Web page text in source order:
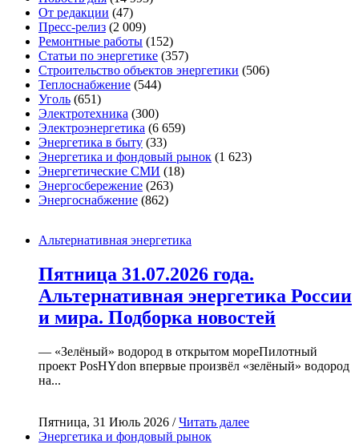
От редакции (47)
Пресс-релиз (2 009)
Ремонтные работы (152)
Статьи по энергетике (357)
Строительство объектов энергетики (506)
Теплоснабжение (544)
Уголь (651)
Электротехника (300)
Электроэнергетика (6 659)
Энергетика в быту (33)
Энергетика и фондовый рынок (1 623)
Энергетические СМИ (18)
Энергосбережение (263)
Энергоснабжение (862)
Альтернативная энергетика
Пятница 31.07.2026 года.
Альтернативная энергетика России
и мира. Подборка новостей
— «Зелёный» водород в открытом мореПилотный
проект PosHYdon впервые произвёл «зелёный» водород
на...
Пятница, 31 Июль 2026 /Читать далее
Энергетика и фондовый рынок